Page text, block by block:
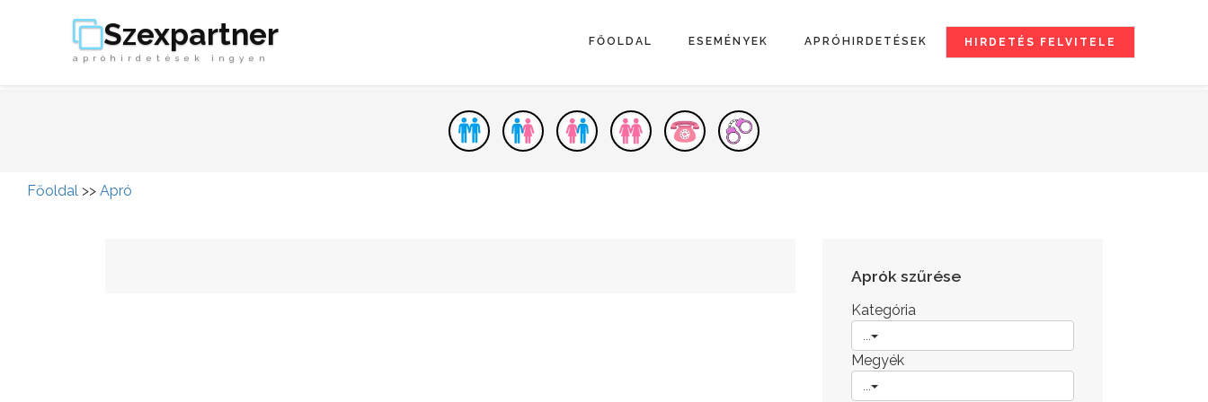
Szexpartner
apróhirdetések ingyen
HIRDETÉS FELVITELE
FŐOLDAL ESEMÉNYEK APRÓHIRDETÉSEK
Főoldal >> Apró
Aprók szűrése
Kategória
Megyék